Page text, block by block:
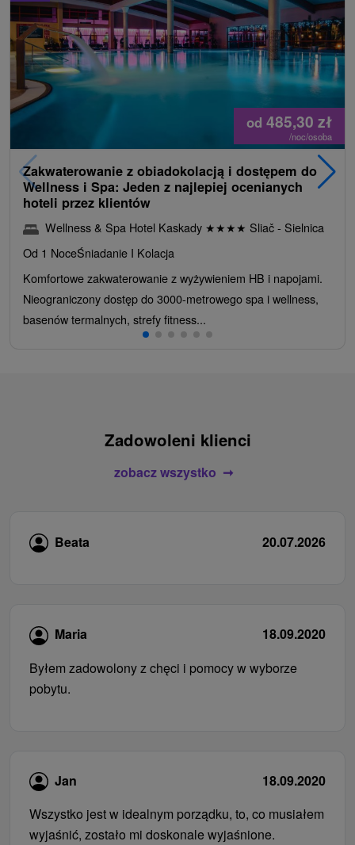
od 485,30 zł
/noc/osoba
Zakwaterowanie z obiadokolacją i dostępem do
Wellness i Spa: Jeden z najlepiej ocenianych
hoteli przez klientów
Wellness & Spa Hotel Kaskady ★★★★ Sliač - Sielnica
Od 1 NoceŚniadanie I Kolacja
Komfortowe zakwaterowanie z wyżywieniem HB i napojami.
Nieograniczony dostęp do 3000-metrowego spa i wellness,
basenów termalnych, strefy fitness...
Zadowoleni klienci
zobacz wszystko
Beata 20.07.2026
Maria
18.09.2020
Byłem zadowolony z chęci i pomocy w wyborze
pobytu.
Jan
18.09.2020
Wszystko jest w idealnym porządku, to, co musiałem
wyjaśnić, zostało mi doskonale wyjaśnione.